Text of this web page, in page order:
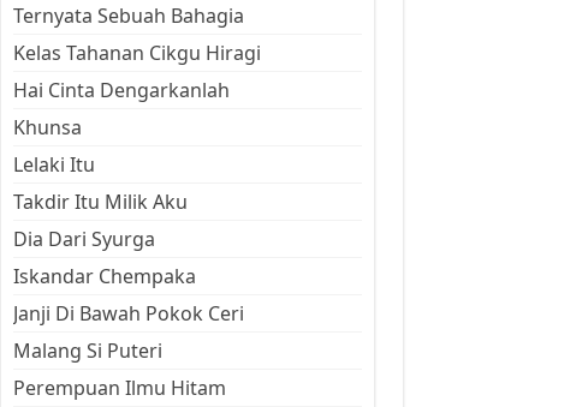
Ternyata Sebuah Bahagia
Kelas Tahanan Cikgu Hiragi
Hai Cinta Dengarkanlah
Khunsa
Lelaki Itu
Takdir Itu Milik Aku
Dia Dari Syurga
Iskandar Chempaka
Janji Di Bawah Pokok Ceri
Malang Si Puteri
Perempuan Ilmu Hitam